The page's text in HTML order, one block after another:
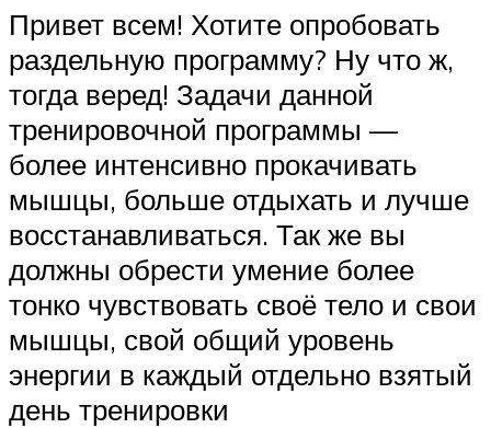
Привет всем! Хотите опробовать
раздельную программу? Ну что ж,
тогда веред! Задачи данной
тренировочной программы —
более интенсивно прокачивать
мышцы, больше отдыхать и лучше
восстанавливаться. Так же вы
должны обрести умение более
тонко чувствовать своё тело и свои
мышцы, свой общий уровень
энергии в каждый отдельно взятый
день тренировки